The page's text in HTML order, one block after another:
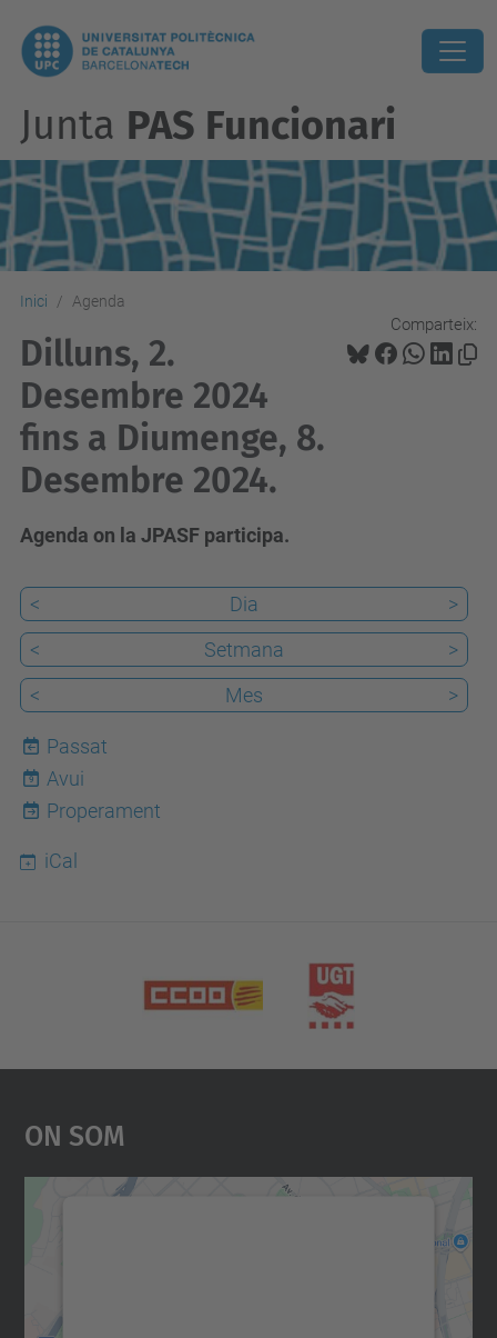
Junta PAS Funcionari
Inici Agenda
Comparteix:
Dilluns, 2.
Desembre 2024
fins a Diumenge, 8.
Desembre 2024.
Agenda on la JPASF participa.
< Dia
>
<
Setmana
>
<
Mes >
Passat
9
Avui
Properament
iCal
On Som